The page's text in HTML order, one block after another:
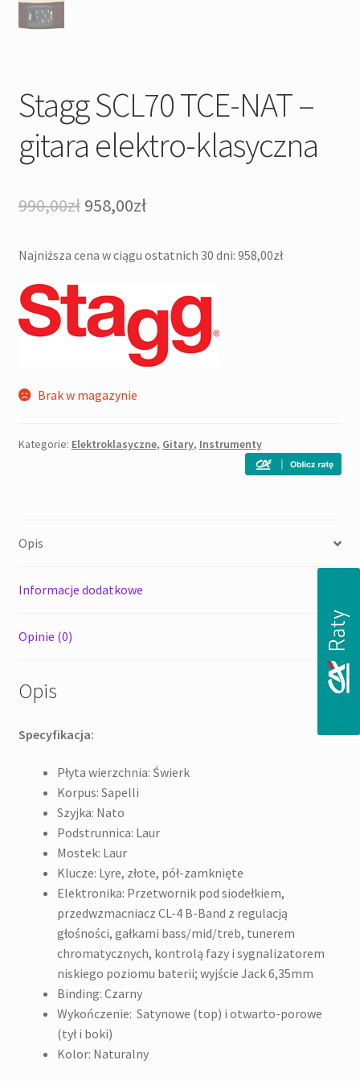
Stagg SCL70 TCE-NAT –
gitara elektro-klasyczna
990,00zł Pierwotna
wynosiła:
990,00zł.
958,00złAktualna
wynosi:
958,00zł.
Najniższa cena w ciągu ostatnich 30 dni: 958,00zł
Brak w magazynie
Kategorie: Elektroklasyczne, Gitary, Instrumenty
Opis
Informacje dodatkowe
Opinie (0)
Opis
Specyfikacja:
Płyta wierzchnia: Świerk
Korpus: Sapelli
Szyjka: Nato
Podstrunnica: Laur
Mostek: Laur
Klucze: Lyre, złote, pół-zamknięte
Elektronika: Przetwornik pod siodełkiem,
przedwzmacniacz CL-4 B-Band z regulacją
głośności, gałkami bass/mid/treb, tunerem
chromatycznych, kontrolą fazy i sygnalizatorem
niskiego poziomu baterii; wyjście Jack 6,35mm
Binding: Czarny
Wykończenie: Satynowe (top) i otwarto-porowe
(tył i boki)
Kolor: Naturalny